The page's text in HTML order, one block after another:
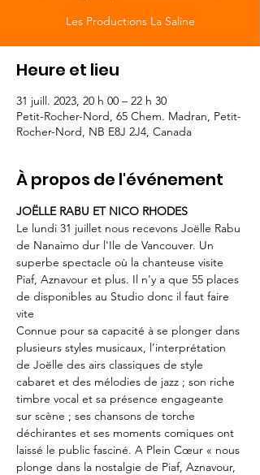
Les Productions La Saline
Heure et lieu
31 juill. 2023, 20 h 00 – 22 h 30
Petit-Rocher-Nord, 65 Chem. Madran, Petit-
Rocher-Nord, NB E8J 2J4, Canada
À propos de l'événement
JOËLLE RABU ET NICO RHODES
Le lundi 31 juillet nous recevons Joëlle Rabu
de Nanaimo dur l'Ile de Vancouver. Un
superbe spectacle où la chanteuse visite
Piaf, Aznavour et plus. Il n'y a que 55 places
de disponibles au Studio donc il faut faire
vite
Connue pour sa capacité à se plonger dans
plusieurs styles musicaux, l’interprétation
de Joëlle des airs classiques de style
cabaret et des mélodies de jazz ; son riche
timbre vocal et sa présence engageante
sur scène ; ses chansons de torche
déchirantes et ses moments comiques ont
laissé le public fasciné. A Plein Cœur « nous
plonge dans la nostalgie de Piaf, Aznavour,